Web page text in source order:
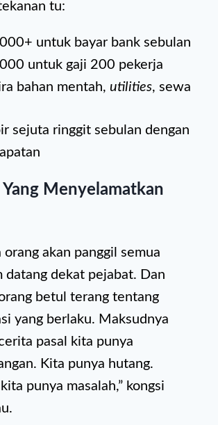
tu:
untuk bayar bank sebulan
untuk gaji 200 pekerja
bahan mentah, utilities, sewa
sejuta ringgit sebulan dengan
Yang Menyelamatkan
orang akan panggil semua
datang dekat pejabat. Dan
betul terang tentang
yang berlaku. Maksudnya
pasal kita punya
Kita punya hutang.
punya masalah,” kongsi